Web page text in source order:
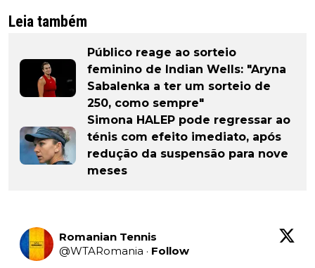
Leia também
Público reage ao sorteio
feminino de Indian Wells: "Aryna
Sabalenka a ter um sorteio de
250, como sempre"
Simona HALEP pode regressar ao
ténis com efeito imediato, após
redução da suspensão para nove
meses
Romanian Tennis
@WTARomania · Follow